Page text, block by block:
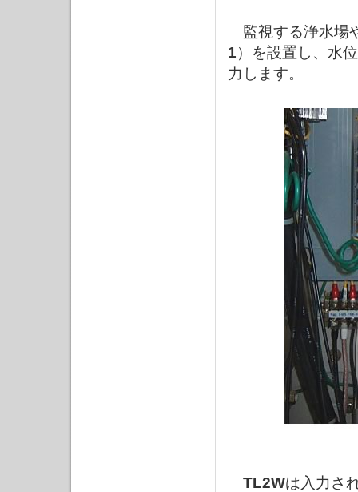
監視する浄水場
1）を設置し、水
力します。
TL2Wは入力さ